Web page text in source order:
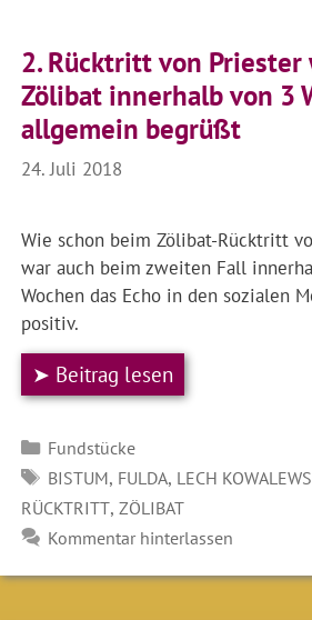
2. Rücktritt von Priester
Zölibat innerhalb von 3
allgemein begrüßt
24. Juli 2018
Wie schon beim Zölibat-Rücktritt
war auch beim zweiten Fall
Wochen das Echo in den sozialen
positiv.
➤ Beitrag lesen
Kategorien
Fundstücke
SCHLAGWÖRTER
BISTUM, FULDA, LECH
RÜCKTRITT,ZÖLIBAT
Kommentar hinterlassen